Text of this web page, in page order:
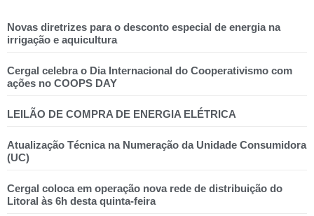
Novas diretrizes para o desconto especial de energia na
irrigação e aquicultura
Cergal celebra o Dia Internacional do Cooperativismo com
ações no COOPS DAY
LEILÃO DE COMPRA DE ENERGIA ELÉTRICA
Atualização Técnica na Numeração da Unidade Consumidora
(UC)
Cergal coloca em operação nova rede de distribuição do
Litoral às 6h desta quinta-feira